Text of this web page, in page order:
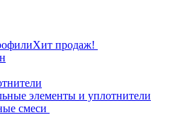
Хит продаж!
элементы и уплотнители
смеси